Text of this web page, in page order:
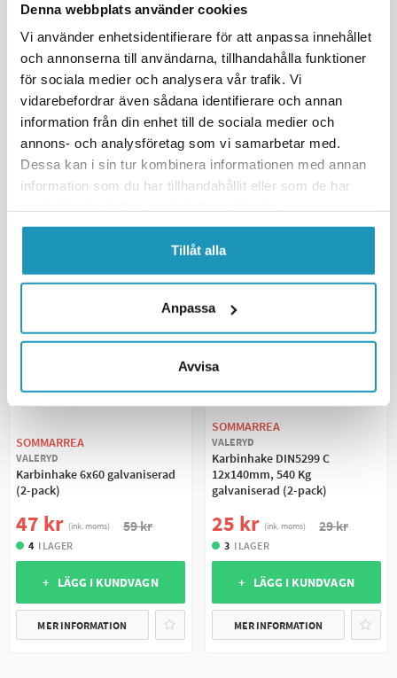
Denna webbplats använder cookies
Vi använder enhetsidentifierare för att anpassa innehållet
och annonserna till användarna, tillhandahålla funktioner
för sociala medier och analysera vår trafik. Vi
vidarebefordrar även sådana identifierare och annan
information från din enhet till de sociala medier och
annons- och analysföretag som vi samarbetar med.
Dessa kan i sin tur kombinera informationen med annan
information som du har tillhandahållit eller som de har
Tillåt alla
Anpassa
Avvisa
SOMMARREA
VALERYD
Karbinhake 11x120
galvaniserad (2-pack)
103 kr (ink. moms) 129 kr
1 I LAGER
+ LÄGG I KUNDVAGN
SOMMARREA
VALERYD
Karbinhake 4x40 galvaniserad
(2-pack)
31 kr (ink. moms) 39 kr
4 I LAGER
SOMMARREA
VALERYD
Karbinhake 6x60 galvaniserad
(2-pack)
47 kr (ink. moms) 59 kr
4 I LAGER
+ LÄGG I KUNDVAGN
MER INFORMATION
SOMMARREA
VALERYD
Karbinhake DIN5299 C
12x140mm, 540 Kg
galvaniserad (2-pack)
25 kr (ink. moms) 29 kr
3 I LAGER
+ LÄGG I KUNDVAGN
MER INFORMATION